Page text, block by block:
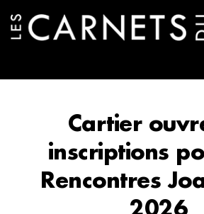
Cartier
inscriptions
Rencontres
2026